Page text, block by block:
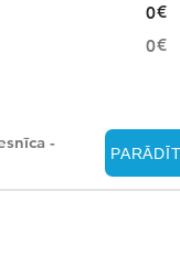
0€
0€
-